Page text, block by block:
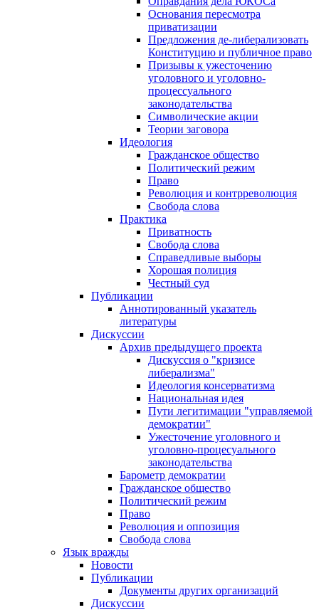
Основания пересмотра
приватизации
Предложения де-либерализовать
Конституцию и публичное право
Призывы к ужесточению
уголовного и уголовно-
процессуального
законодательства
Символические акции
Теории заговора
Идеология
Гражданское общество
Политический режим
Право
Революция и контрреволюция
Свобода слова
Практика
Приватность
Свобода слова
Справедливые выборы
Хорошая полиция
Честный суд
Публикации
Аннотированный указатель
литературы
Дискуссии
Архив предыдущего проекта
Дискуссия о "кризисе
либерализма"
Идеология консерватизма
Национальная идея
Пути легитимации "управляемой
демократии"
Ужесточение уголовного и
уголовно-процесуального
законодательства
Барометр демократии
Гражданское общество
Политический режим
Право
Революция и оппозиция
Свобода слова
Язык вражды
Новости
Публикации
Документы других организаций
Дискуссии